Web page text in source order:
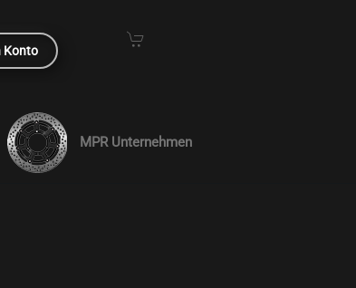
Konto
MPR Unternehmen